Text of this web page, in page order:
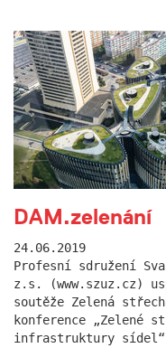
DAM.zelenání
24.06.2019
Profesní sdružení
z.s. (www.szuz.cz)
soutěže Zelená
konference „Zelené
infrastruktury sídel“